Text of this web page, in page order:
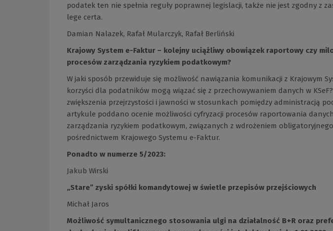
podatek ten nie spełnia reguły poprawnej legislacji, także nie jest zgodny z
lege certa.
Damian Nalazek, Rafał Mularczyk, Rafał Berliński
Krajowy System e-Faktur – kolejny uciążliwy obowiązek raportowy czy
procesów zarządzania ryzykiem podatkowym?
W jaki sposób przewiduje się możliwość nawiązania komunikacji z Krajowym
korzyści dla podatników mogą wiązać się z przechowywaniem danych w KSeF?
zwiększenia przejrzystości i jawności w stosunkach pomiędzy administracją
artykule poddano ocenie możliwości cyfryzacji procesów raportowania
zarządzania ryzykiem podatkowym, związanych z wdrożeniem
pośrednictwem Krajowego Systemu e-Faktur.
Ponadto w numerze 5/2023:
Jakub Wirski
„Stare” zyski spółki komandytowej w świetle przepisów przejściowych
Michał Jaros
Możliwość symultanicznego stosowania ulgi na działalność B+R oraz